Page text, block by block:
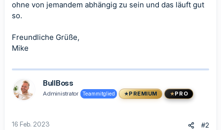
ohne von jemandem abhängig zu sein und das läuft gut
so.
Freundliche Grüße,
Mike
BullBoss
Administrator Teammitglied PREMIUM PRO
16 Feb. 2023 #2